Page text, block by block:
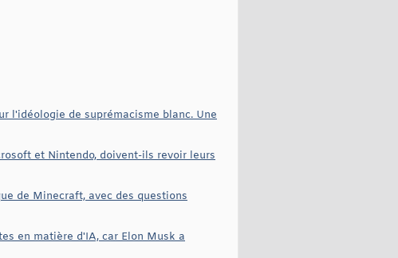
l'idéologie de suprémacisme blanc. Une
et Nintendo, doivent-ils revoir leurs
de Minecraft, avec des questions
en matière d'IA, car Elon Musk a